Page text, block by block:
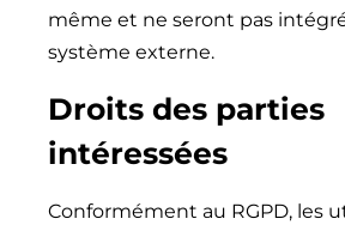
même et ne seront pas
système externe.
Droits des parties
intéressées
Conformément au RGPD, les